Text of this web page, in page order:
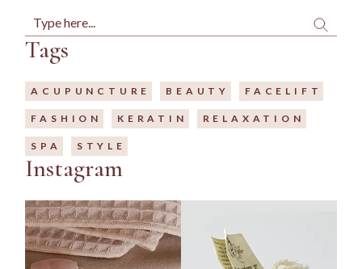
Tags
ACUPUNCTURE BEAUTY FACELIFT
FASHION KERATIN RELAXATION
SPA STYLE
Instagram